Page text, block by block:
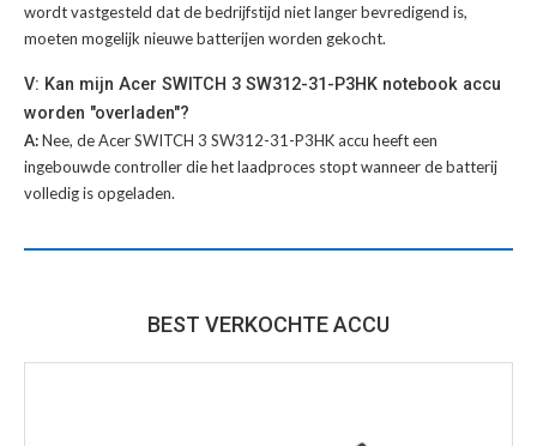
wordt vastgesteld dat de bedrijfstijd niet langer bevredigend is,
moeten mogelijk nieuwe batterijen worden gekocht.
V: Kan mijn Acer SWITCH 3 SW312-31-P3HK notebook accu
worden "overladen"?
A:Nee, de Acer SWITCH 3 SW312-31-P3HK accu heeft een
ingebouwde controller die het laadproces stopt wanneer de batterij
volledig is opgeladen.
BEST VERKOCHTE ACCU